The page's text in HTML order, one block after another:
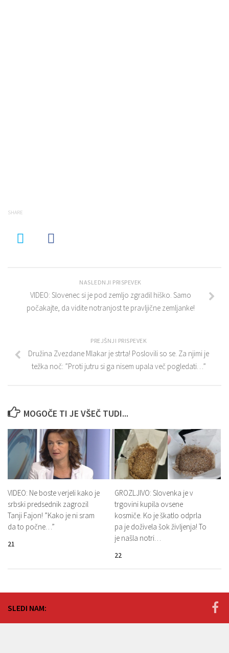
SHARE
NASLEDNJI PRISPEVEK
VIDEO: Slovenec si je pod zemljo zgradil hiško. Samo
počakajte, da vidite notranjost te pravljične zemljanke!
PREJŠNJI PRISPEVEK
Družina Zvezdane Mlakar je strta! Poslovili so se. Za njimi je
težka noč: ”Proti jutru si ga nisem upala več pogledati…”
MOGOČE TI JE VŠEČ TUDI...
VIDEO: Ne boste verjeli kako je
srbski predsednik zagrozil
Tanji Fajon! ”Kako je ni sram
da to počne…”
21
GROZLJIVO: Slovenka je v
trgovini kupila ovsene
kosmiče. Ko je škatlo odprla
pa je doživela šok življenja! To
je našla notri…
22
SLEDI NAM: